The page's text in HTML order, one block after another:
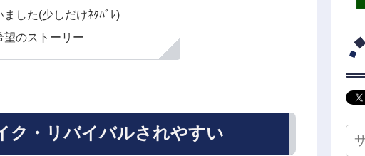
した(少しだけﾈﾀﾊﾞﾚ)
望のストーリー
ク・リバイバルされやすい